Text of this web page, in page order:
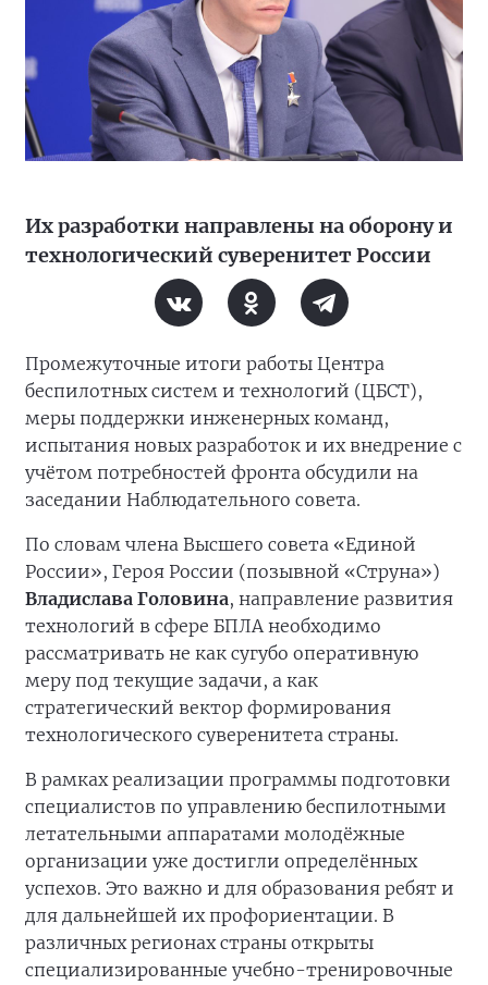
Их разработки направлены на оборону и
технологический суверенитет России
Промежуточные итоги работы Центра
беспилотных систем и технологий (ЦБСТ),
меры поддержки инженерных команд,
испытания новых разработок и их внедрение с
учётом потребностей фронта обсудили на
заседании Наблюдательного совета.
По словам члена Высшего совета «Единой
России», Героя России (позывной «Струна»)
Владислава Головина, направление развития
технологий в сфере БПЛА необходимо
рассматривать не как сугубо оперативную
меру под текущие задачи, а как
стратегический вектор формирования
технологического суверенитета страны.
В рамках реализации программы подготовки
специалистов по управлению беспилотными
летательными аппаратами молодёжные
организации уже достигли определённых
успехов. Это важно и для образования ребят и
для дальнейшей их профориентации. В
различных регионах страны открыты
специализированные учебно-тренировочные